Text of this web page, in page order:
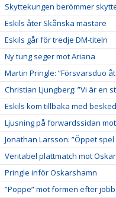
Skyttekungen berömmer
Eskils åter Skånska mästare
Eskils går för tredje DM-titeln
Ny tung seger mot Ariana
Martin Pringle: ”Försvarsduo
Christian Ljungberg: ”Vi är en
Eskils kom tillbaka med besked
Ljusning på forwardssidan
Jonathan Larsson: ”Öppet
Veritabel plattmatch mot
Pringle inför Oskarshamn
”Poppe” mot formen efter